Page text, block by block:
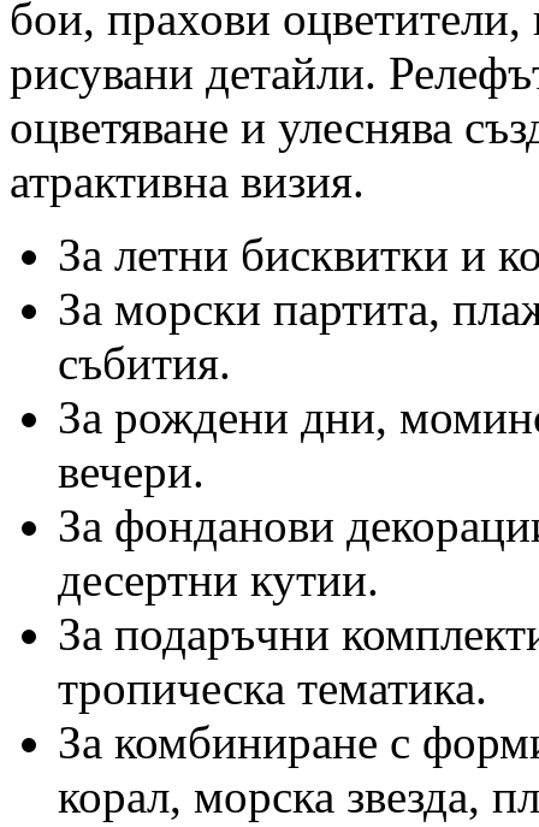
бои, прахови
рисувани детайли.
оцветяване и улеснява
атрактивна визия.
За летни бисквитки и
За морски партита,
събития.
За рождени дни,
вечери.
За фонданови
десертни кутии.
За подаръчни
тропическа тематика.
За комбиниране с
корал, морска звезда,